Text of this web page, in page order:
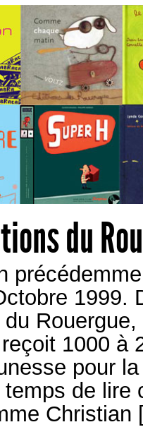
du
1999.
du
1000 à
pour
temps de lire